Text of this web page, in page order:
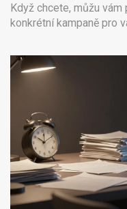
Když chcete, můžu
konkrétní kampaně pro